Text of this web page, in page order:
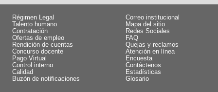
Régimen Legal
Talento humano
Contratación
Ofertas de empleo
Rendición de cuentas
Concurso docente
Pago Virtual
Control interno
Calidad
Buzón de notificaciones
Correo institucional
Mapa del sitio
Redes Sociales
FAQ
Quejas y reclamos
Atención en línea
Encuesta
Contáctenos
Estadísticas
Glosario